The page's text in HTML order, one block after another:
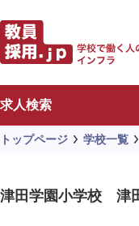
求人検索
トップページ 学校一覧
津田学園小学校 津